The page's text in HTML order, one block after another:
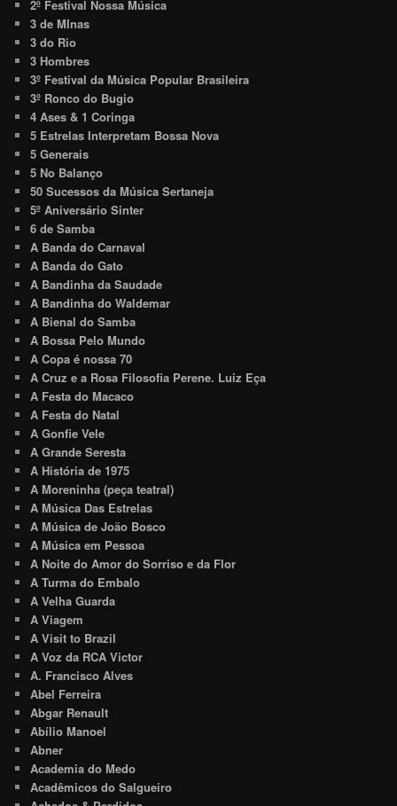
2º Festival Nossa Música
3 de MInas
3 do Rio
3 Hombres
3º Festival da Música Popular Brasileira
3º Ronco do Bugio
4 Ases & 1 Coringa
5 Estrelas Interpretam Bossa Nova
5 Generais
5 No Balanço
50 Sucessos da Música Sertaneja
5º Aniversário Sinter
6 de Samba
A Banda do Carnaval
A Banda do Gato
A Bandinha da Saudade
A Bandinha do Waldemar
A Bienal do Samba
A Bossa Pelo Mundo
A Copa é nossa 70
A Cruz e a Rosa Filosofia Perene. Luiz Eça
A Festa do Macaco
A Festa do Natal
A Gonfie Vele
A Grande Seresta
A História de 1975
A Moreninha (peça teatral)
A Música Das Estrelas
A Música de João Bosco
A Música em Pessoa
A Noite do Amor do Sorriso e da Flor
A Turma do Embalo
A Velha Guarda
A Viagem
A Visit to Brazil
A Voz da RCA Victor
A. Francisco Alves
Abel Ferreira
Abgar Renault
Abílio Manoel
Abner
Academia do Medo
Acadêmicos do Salgueiro